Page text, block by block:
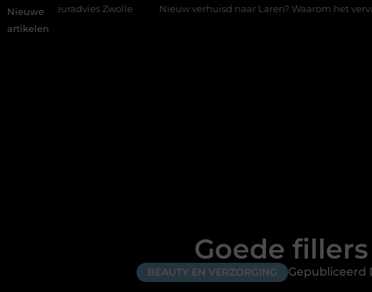
Nieuwe
artikelen
Zwolle Nieuw verhuisd naar Laren? Waarom het vervangen van je
Goede
BEAUTY EN VERZORGING Gepubliceerd